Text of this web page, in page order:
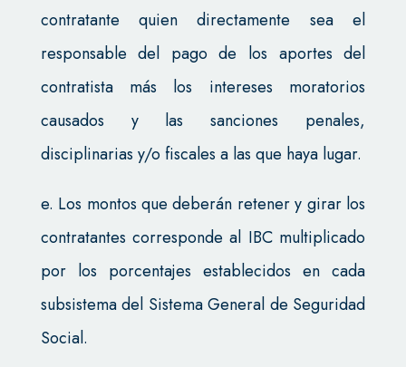
contratante quien directamente sea el
responsable del pago de los aportes del
contratista más los intereses moratorios
causados y las sanciones penales,
disciplinarias y/o fiscales a las que haya lugar.
e. Los montos que deberán retener y girar los
contratantes corresponde al IBC multiplicado
por los porcentajes establecidos en cada
subsistema del Sistema General de Seguridad
Social.